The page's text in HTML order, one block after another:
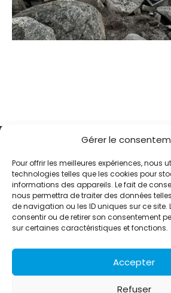
Gérer le
Pour offrir les meilleures expériences, nous
technologies telles que les cookies pour
informations des appareils. Le fait de
nous permettra de traiter des données
de navigation ou les ID uniques sur ce site.
consentir ou de retirer son consentement
sur certaines caractéristiques et fonctions.
Accepter
Refuser
Alternative Média est une agence de
relations publiques basée à Grenoble.
pilote des stratégies de visibilité en
grâce à un réseau d’agences